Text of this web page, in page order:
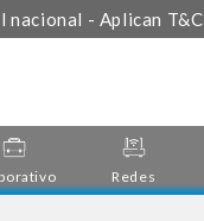
nacional - Aplican T&C
Redes